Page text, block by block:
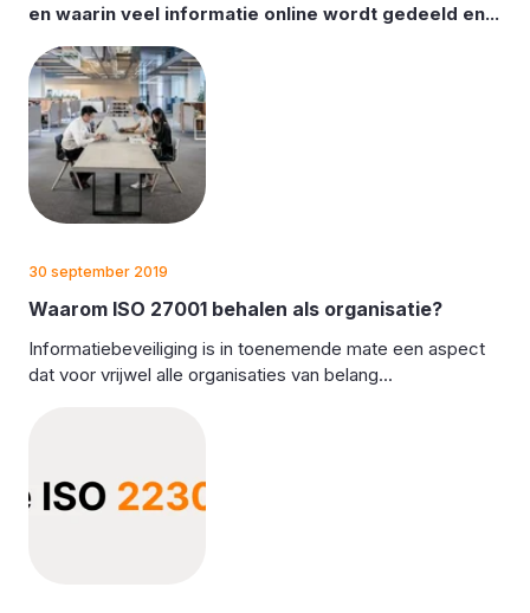
en waarin veel informatie online wordt gedeeld en...
30 september 2019
Waarom ISO 27001 behalen als organisatie?
Informatiebeveiliging is in toenemende mate een aspect
dat voor vrijwel alle organisaties van belang...